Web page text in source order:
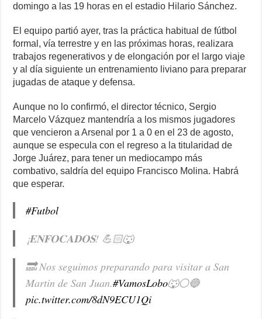
domingo a las 19 horas en el estadio Hilario Sánchez.
El equipo partió ayer, tras la práctica habitual de fútbol
formal, vía terrestre y en las próximas horas, realizara
trabajos regenerativos y de elongación por el largo viaje
y al día siguiente un entrenamiento liviano para preparar
jugadas de ataque y defensa.
Aunque no lo confirmó, el director técnico, Sergio
Marcelo Vázquez mantendría a los mismos jugadores
que vencieron a Arsenal por 1 a 0 en el 23 de agosto,
aunque se especula con el regreso a la titularidad de
Jorge Juárez, para tener un mediocampo más
combativo, saldría del equipo Francisco Molina. Habrá
que esperar.
#Futbol
¡𝐄𝐍𝐅𝐎𝐂𝐀𝐃𝐎𝐒! 💪🏻🐺
🔜 Nos seguimos preparando para visitar a San
Martin de San Juan.#VamosLobo🐺⚪️🔵
pic.twitter.com/8dN9ECU1Qi